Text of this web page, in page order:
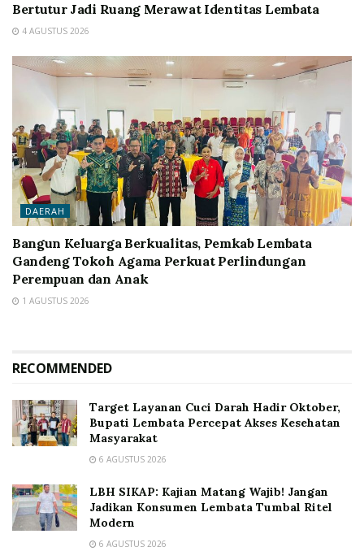
Bertutur Jadi Ruang Merawat Identitas Lembata
4 AGUSTUS 2026
DAERAH
Bangun Keluarga Berkualitas, Pemkab Lembata
Gandeng Tokoh Agama Perkuat Perlindungan
Perempuan dan Anak
1 AGUSTUS 2026
RECOMMENDED
Target Layanan Cuci Darah Hadir Oktober,
Bupati Lembata Percepat Akses Kesehatan
Masyarakat
6 AGUSTUS 2026
LBH SIKAP: Kajian Matang Wajib! Jangan
Jadikan Konsumen Lembata Tumbal Ritel
Modern
6 AGUSTUS 2026